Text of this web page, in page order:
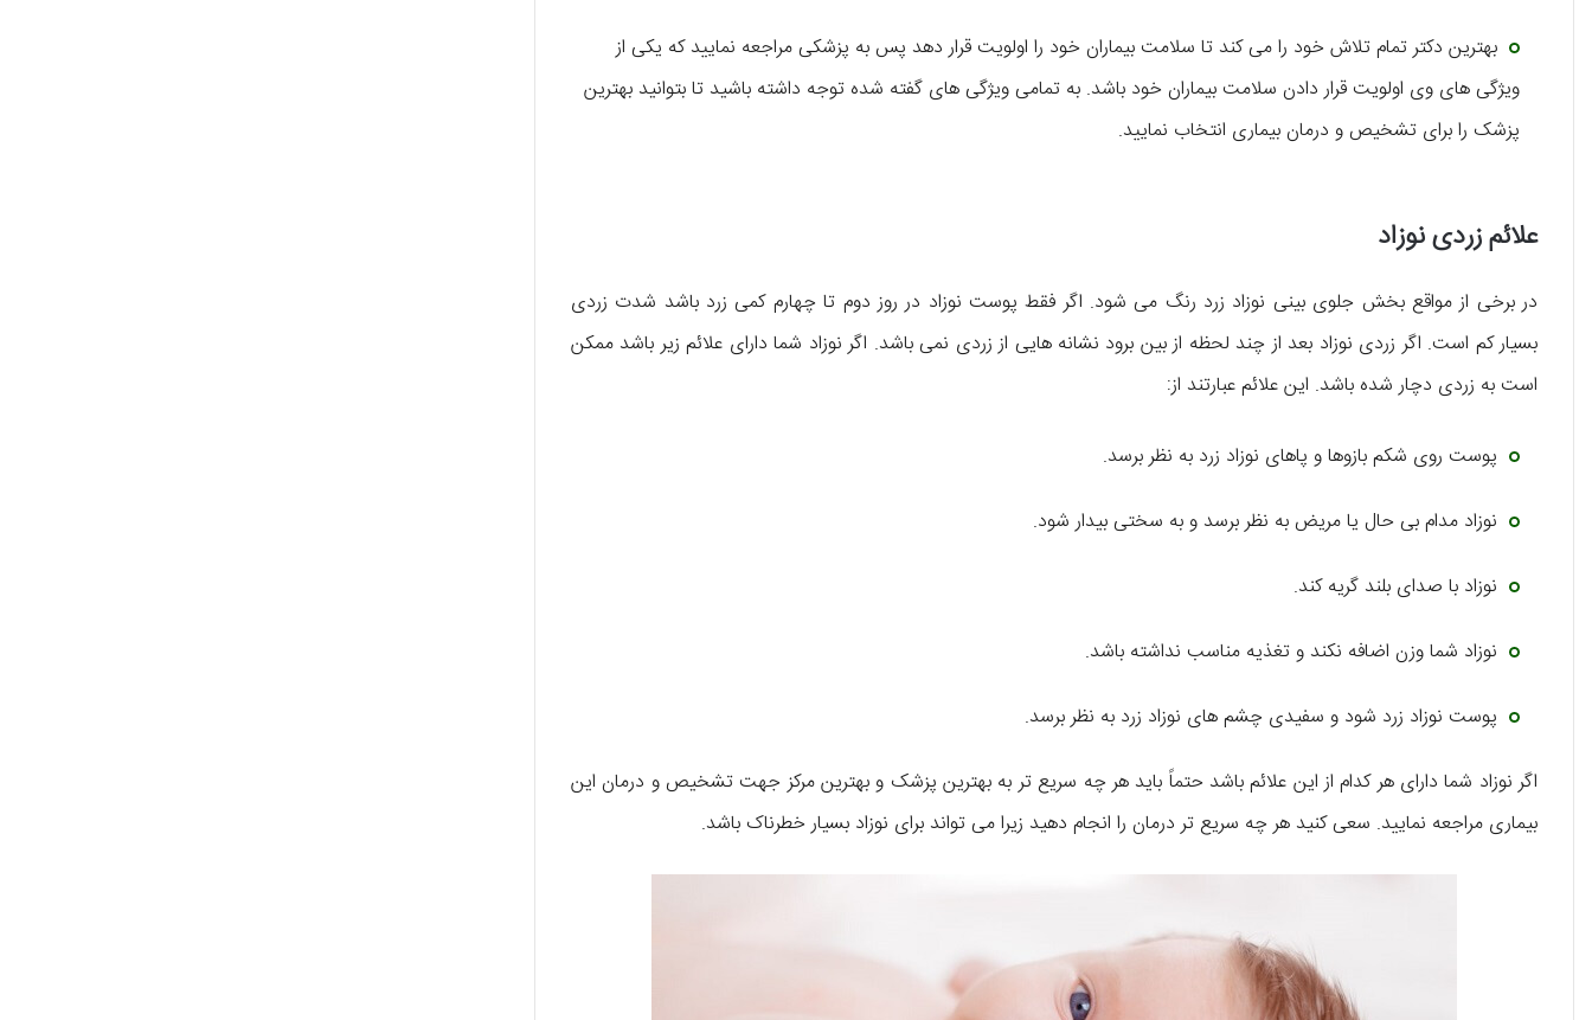
بهترین دکتر تمام تلاش خود را می کند تا سلامت بیماران خود را اولویت قرار دهد پس به پزشکی مراجعه نمایید که یکی از
ویژگی های وی اولویت قرار دادن سلامت بیماران خود باشد. به تمامی ویژگی های گفته شده توجه داشته باشید تا بتوانید بهترین
پزشک را برای تشخیص و درمان بیماری انتخاب نمایید.
علائم زردی نوزاد
در برخی از مواقع بخش جلوی بینی نوزاد زرد رنگ می شود. اگر فقط پوست نوزاد در روز دوم تا چهارم کمی زرد باشد شدت زردی
بسیار کم است. اگر زردی نوزاد بعد از چند لحظه از بین برود نشانه هایی از زردی نمی باشد. اگر نوزاد شما دارای علائم زیر باشد ممکن
است به زردی دچار شده باشد. این علائم عبارتند از:
پوست روی شکم بازوها و پاهای نوزاد زرد به نظر برسد.
نوزاد مدام بی حال یا مریض به نظر برسد و به سختی بیدار شود.
نوزاد با صدای بلند گریه کند.
نوزاد شما وزن اضافه نکند و تغذیه مناسب نداشته باشد.
پوست نوزاد زرد شود و سفیدی چشم های نوزاد زرد به نظر برسد.
اگر نوزاد شما دارای هر کدام از این علائم باشد حتماً باید هر چه سریع تر به بهترین پزشک و بهترین مرکز جهت تشخیص و درمان این
بیماری مراجعه نمایید. سعی کنید هر چه سریع تر درمان را انجام دهید زیرا می تواند برای نوزاد بسیار خطرناک باشد.